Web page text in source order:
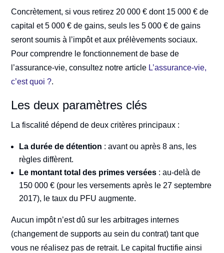
Concrètement, si vous retirez 20 000 € dont 15 000 € de
capital et 5 000 € de gains, seuls les 5 000 € de gains
seront soumis à l’impôt et aux prélèvements sociaux.
Pour comprendre le fonctionnement de base de
l’assurance-vie, consultez notre article L’assurance-vie,
c’est quoi ?.
Les deux paramètres clés
La fiscalité dépend de deux critères principaux :
La durée de détention : avant ou après 8 ans, les
règles diffèrent.
Le montant total des primes versées : au-delà de
150 000 € (pour les versements après le 27 septembre
2017), le taux du PFU augmente.
Aucun impôt n’est dû sur les arbitrages internes
(changement de supports au sein du contrat) tant que
vous ne réalisez pas de retrait. Le capital fructifie ainsi